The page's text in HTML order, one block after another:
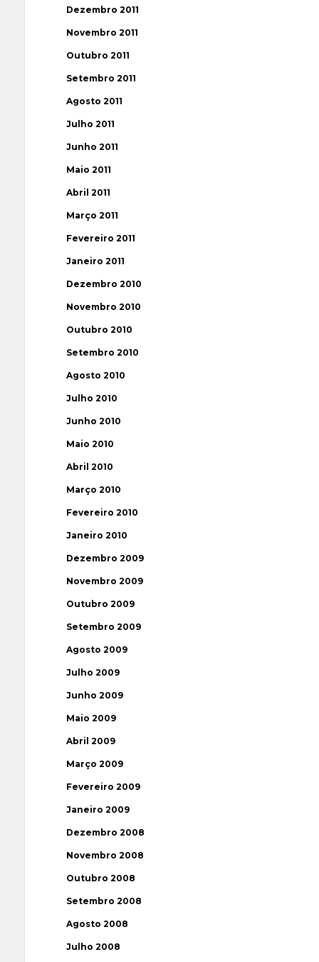
Dezembro 2011
Novembro 2011
Outubro 2011
Setembro 2011
Agosto 2011
Julho 2011
Junho 2011
Maio 2011
Abril 2011
Março 2011
Fevereiro 2011
Janeiro 2011
Dezembro 2010
Novembro 2010
Outubro 2010
Setembro 2010
Agosto 2010
Julho 2010
Junho 2010
Maio 2010
Abril 2010
Março 2010
Fevereiro 2010
Janeiro 2010
Dezembro 2009
Novembro 2009
Outubro 2009
Setembro 2009
Agosto 2009
Julho 2009
Junho 2009
Maio 2009
Abril 2009
Março 2009
Fevereiro 2009
Janeiro 2009
Dezembro 2008
Novembro 2008
Outubro 2008
Setembro 2008
Agosto 2008
Julho 2008